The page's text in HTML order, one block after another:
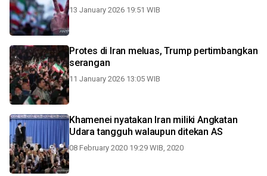
13 January 2026 19:51 WIB
Protes di Iran meluas, Trump pertimbangkan
serangan
11 January 2026 13:05 WIB
Khamenei nyatakan Iran miliki Angkatan
Udara tangguh walaupun ditekan AS
08 February 2020 19:29 WIB, 2020